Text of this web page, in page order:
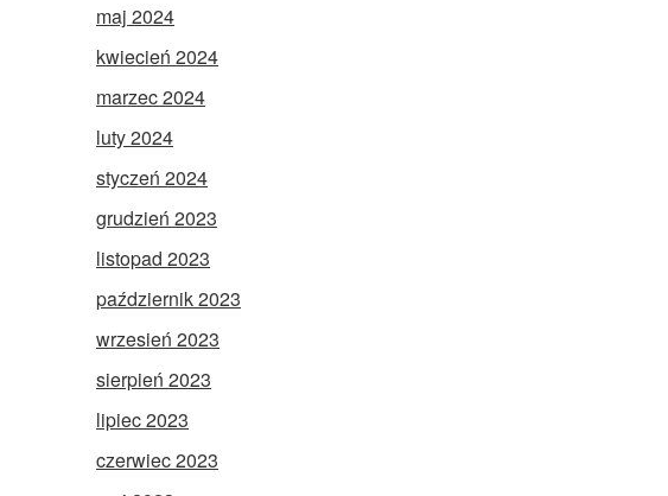
maj 2024
kwiecień 2024
marzec 2024
luty 2024
styczeń 2024
grudzień 2023
listopad 2023
październik 2023
wrzesień 2023
sierpień 2023
lipiec 2023
czerwiec 2023